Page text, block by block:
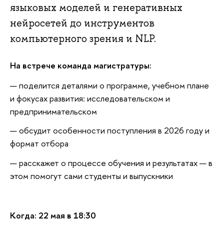
языковых моделей и генеративных
нейросетей до инструментов
компьютерного зрения и NLP.
На встрече команда магистратуры:
поделится деталями о программе, учебном плане
и фокусах развития: исследовательском и
предпринимательском
обсудит особенности поступления в 2026 году и
формат отбора
расскажет о процессе обучения и результатах — в
этом помогут сами студенты и выпускники
Когда: 22 мая в 18:30